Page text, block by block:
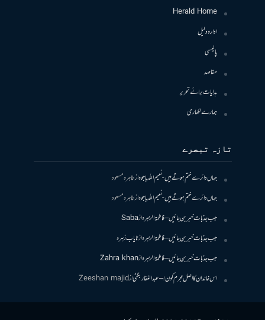
Herald Home
ادارہ دلیل
پالیسی
مقاصد
ہدایات برائے تحریر
ہمارے لکھاری
تازہ تبصرے
جہاں دائرے ختم ہوتے ہیں- نعیم اللہ باجوہازطاہرہ مسعود
جہاں دائرے ختم ہوتے ہیں- نعیم اللہ باجوہازطاہرہ مسعود
جب جذبات خبر بن جائیں – فاطمۃالزہرہازSaba
جب جذبات خبر بن جائیں – فاطمۃالزہرہازنایاب زہرہ
جب جذبات خبر بن جائیں – فاطمۃالزہرہازZahra khan
اس خاندان کا اصل مجرم کون! – عبدالغفار بگٹیازZeeshan majid